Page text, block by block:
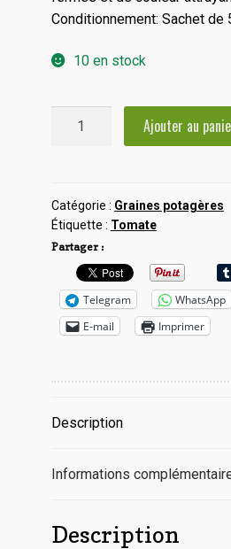
3,00€.2,00€.
Conditionnement: Sachet de
10 en stock
quantité
Ajouter au
Catégorie : Graines potagères
Étiquette : Tomate
Partager :
Telegram WhatsApp
E-mail
Imprimer
Description
Informations
Description